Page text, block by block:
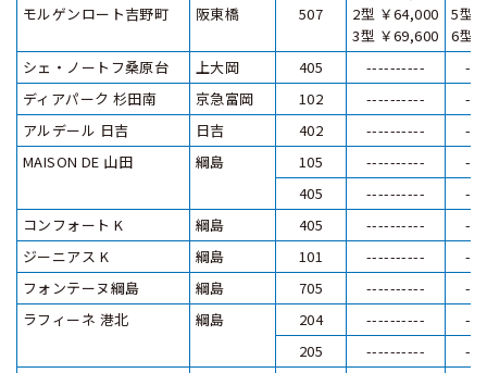
モルゲンロート吉野町 阪東橋 507
2型 ￥64,000
3型 ￥69,600
5型
6型
シェ・ノートフ桑原台
上大岡 405 ----------
ディアパーク 杉田南
京急富岡 102 ----------
アルデール 日吉
日吉 402 ----------
MAISON DE 山田
綱島 105 ----------
405
----------
コンフォート K
綱島 405 ----------
ジーニアス K
綱島 101 ----------
フォンテーヌ綱島
綱島 705 ----------
ラフィーネ 港北
綱島 204 ----------
205
----------